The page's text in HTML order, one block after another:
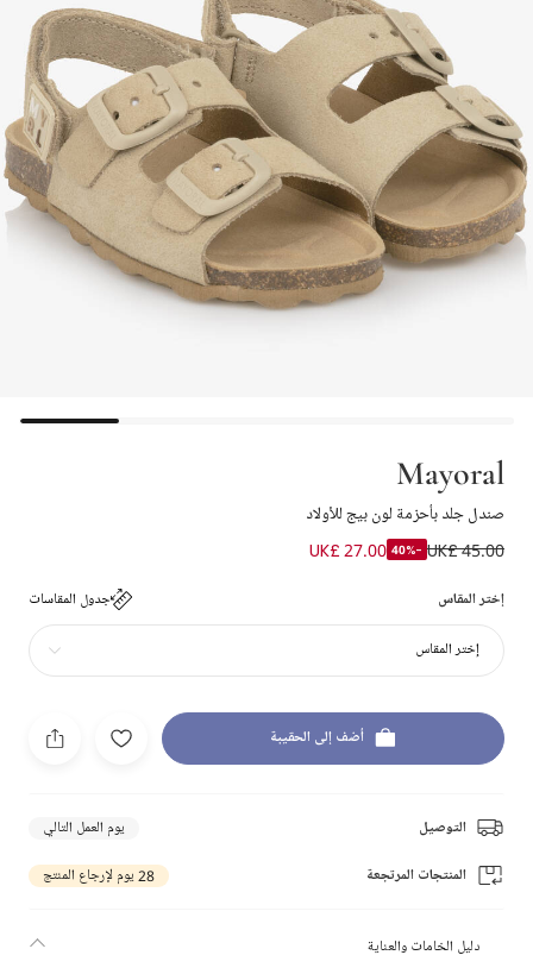
Mayoral
صندل جلد بأحزمة لون بيج للأولاد
UK£ 45.00
-40%
UK£ 27.00
إختر المقاس جدول المقاسات
إختر المقاس
أضف إلى الحقيبة
التوصيل يوم العمل التالي
المنتجات المرتجعة 28 يوم لإرجاع المنتج
دليل الخامات والعناية